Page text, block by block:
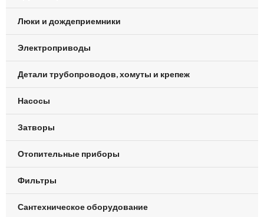
Люки и дождеприемники
Электроприводы
Детали трубопроводов, хомуты и крепеж
Насосы
Затворы
Отопительные приборы
Фильтры
Сантехническое оборудование